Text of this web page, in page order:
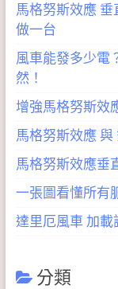
馬格努斯效應
做一台
風車能發多少電
然！
增強馬格努斯效
馬格努斯效應
馬格努斯效應垂
一張圖看懂所有
達里厄風車 加
分類